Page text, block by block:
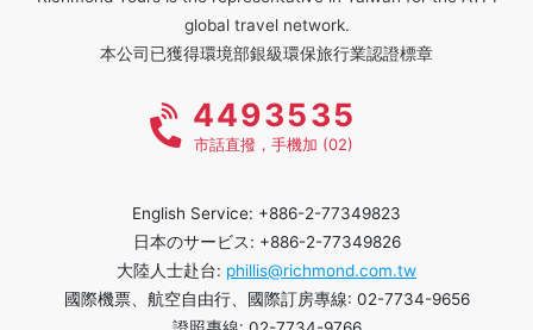
global travel network.
本公司已獲得環境部銀級環保旅行業認證標章
4493535
市話直撥，手機加 (02)
English Service: +886-2-77349823
日本のサービス: +886-2-77349826
大陸人士赴台: phillis@richmond.com.tw
國際機票、航空自由行、國際訂房專線: 02-7734-9656